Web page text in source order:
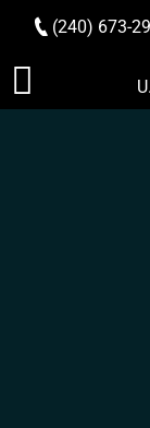
Saltar
(240) 673-